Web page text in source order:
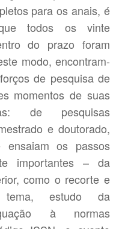
para os anais, é
todos os vinte
do prazo foram
modo, encontram-
de pesquisa de
momentos de suas
de pesquisas
e doutorado,
os passos
importantes – da
como o recorte e
tema, estudo da
à normas